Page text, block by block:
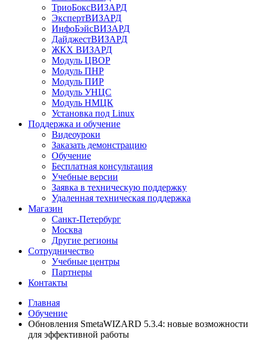
ТриоБоксВИЗАРД
ЭкспертВИЗАРД
ИнфоБэйсВИЗАРД
ДайджестВИЗАРД
ЖКХ ВИЗАРД
Модуль ЦВОР
Модуль ПНР
Модуль ПИР
Модуль УНЦС
Модуль НМЦК
Установка под Linux
Поддержка и обучение
Видеоуроки
Заказать демонстрацию
Обучение
Бесплатная консультация
Учебные версии
Заявка в техническую поддержку
Удаленная техническая поддержка
Магазин
Санкт-Петербург
Москва
Другие регионы
Сотрудничество
Учебные центры
Партнеры
Контакты
Главная
Обучение
Обновления SmetaWIZARD 5.3.4: новые возможности
для эффективной работы